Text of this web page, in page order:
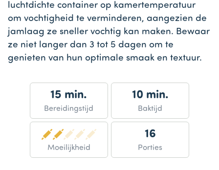
luchtdichte container op kamertemperatuur
om vochtigheid te verminderen, aangezien de
jamlaag ze sneller vochtig kan maken. Bewaar
ze niet langer dan 3 tot 5 dagen om te
genieten van hun optimale smaak en textuur.
15 min.
Bereidingstijd
10 min.
Baktijd
Moeilijkheid
16
Porties